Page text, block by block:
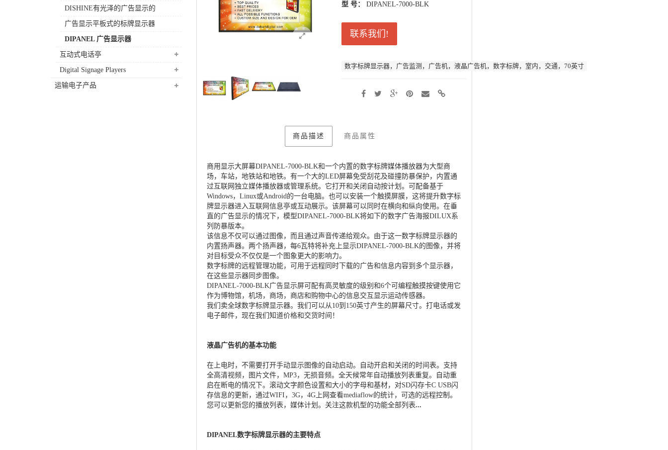
DISHINE有光泽的广告显示的
广告显示平板式的标牌显示器
DIPANEL 广告显示器
互动式电话亭
Digital Signage Players
运输电子产品
型 号： DIPANEL-7000-BLK
联系我们!
数字标牌显示器，广告监测，广告机，液晶广告机，数字标牌，室内，交通，70英寸
商品描述 商品属性
商用显示大屏幕DIPANEL-7000-BLK和一个内置的数字标牌媒体播放器为大型商
场，车站，地铁站和地铁。有一个大的LED屏幕免受刮花及碰撞防暴保护，内置通
过互联网独立媒体播放器或管理系统。它打开和关闭自动按计划。可配备基于
Windows，Linux或Android的一台电脑。也可以安装一个触摸屏膜，这将提升数字标
牌显示器进入互联网信息亭或互动展示。该屏幕可以同时在横向和纵向使用。在垂
直的广告显示的情况下，模型DIPANEL-7000-BLK将如下的数字广告海报DILUX系
列防暴版本。
该信息不仅可以通过图像，而且通过声音传递给观众。由于这一数字标牌显示器的
内置扬声器。两个扬声器，每6瓦特将补充上显示DIPANEL-7000-BLK的图像，并将
对目标受众不仅仅是一个图象更大的影响力。
数字标牌的远程管理功能，可用于远程同时下载的广告和信息内容到多个显示器，
在这些显示器同步图像。
DIPANEL-7000-BLK广告显示屏可配有高灵敏度的级别和6个可编程触摸按键使用它
作为博物馆，机场，商场，商店和购物中心的信息交互显示运动传感器。
我们卖全球数字标牌显示器。我们可以从10到150英寸产生的屏幕尺寸。打电话或发
电子邮件，现在我们知道价格和交货时间！
液晶广告机的基本功能
在上电时，不需要打开手动显示图像的自动启动。自动开启和关闭的时间表。支持
全高清视频，图片文件，MP3，无损音频。全天候常年自动播放列表重复。自动重
启在断电的情况下。滚动文字颜色设置​​和大小的字母和基材，对SD闪存卡C USB闪
存信息的更新，通过WIFI，3G，4G上网查看mediaflow的统计，可选的远程控制。
您可以更新您的播放列表，媒体计划。关注这款机型的功能全部列表...
DIPANEL数字标牌显示器的主要特点